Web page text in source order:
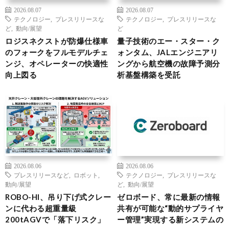
2026.08.07
テクノロジー
プレスリリースな
ど
動向/展望
ロジスネクストが防爆仕様車
のフォークをフルモデルチェ
ンジ、オペレーターの快適性
向上図る
2026.08.07
テクノロジー
プレスリリースな
ど
量子技術のエー・スター・ク
ォンタム、JALエンジニアリ
ングから航空機の故障予測分
析基盤構築を受託
2026.08.06
プレスリリースなど
ロボット
動向/展望
ROBO-HI、吊り下げ式クレー
ンに代わる超重量級
200tAGVで「落下リスク」
2026.08.06
テクノロジー
プレスリリースな
ど
動向/展望
ゼロボード、常に最新の情報
共有が可能な“動的サプライヤ
ー管理”実現する新システムの